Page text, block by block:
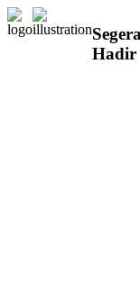
Segera
Hadir